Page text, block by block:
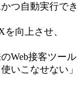
つ自動実行でき
向上させ、
Web接客ツール
いこなせない」